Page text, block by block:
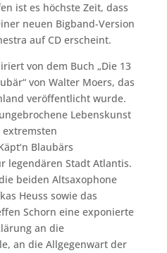
ist es höchste Zeit, dass
neuen Bigband-Version
auf CD erscheint.
von dem Buch „Die 13
von Walter Moers, das
veröffentlicht wurde.
Lebenskunst
Blaubärs
legendären Stadt Atlantis.
beiden Altsaxophone
Heuss sowie das
Schorn eine exponierte
an die
an die Allgegenwart der